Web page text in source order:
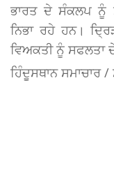
ਭਾਰਤ ਦੇ ਸੰਕਲਪ ਨੂੰ
ਨਿਭਾ ਰਹੇ ਹਨ।
ਵਿਅਕਤੀ ਨੂੰ ਸਫਲਤਾ
ਹਿੰਦੂਸਥਾਨ ਸਮਾਚਾਰ